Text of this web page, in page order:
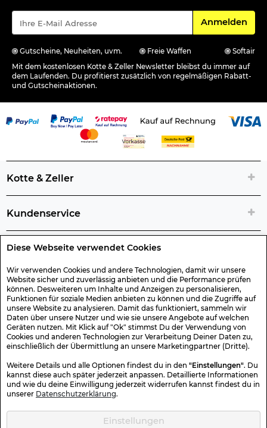
Diese Webseite verwendet Cookies
Wir verwenden Cookies und andere Technologien, damit wir unsere
Website sicher und zuverlässig anbieten und die Performance prüfen
können. Desweiteren um Inhalte und Anzeigen zu personalisieren,
Funktionen für soziale Medien anbieten zu können und die Zugriffe auf
unsere Website zu analysieren. Damit das funktioniert, sammeln wir
Daten über unsere Nutzer und wie sie unsere Angebote auf welchen
Geräten nutzen. Mit Klick auf "Ok" stimmst Du der Verwendung von
Cookies und anderen Technologien zur Verarbeitung Deiner Daten zu,
einschließlich der Übermittlung an unsere Marketingpartner (Dritte).
Weitere Details und alle Optionen findest du in den "Einstellungen". Du
kannst diese auch später jederzeit anpassen. Detaillierte Informationen
und wie du deine Einwilligung jederzeit widerrufen kannst findest du in
unserer Datenschutzerklärung.
Einstellungen
Für den
Anmelden
Gutscheine, Neuheiten, uvm. Freie Waffen
Softair
Mit dem kostenlosen Kotte & Zeller Newsletter bleibst du immer auf
dem Laufenden. Du profitierst zusätzlich von regelmäßigen Rabatt-
und Gutscheinaktionen.
Kotte & Zeller
Kundenservice
Rechtliche Artikelinfos
Geschenk-Gutscheine
Versand & Rücksendung
Sicher Einkaufen